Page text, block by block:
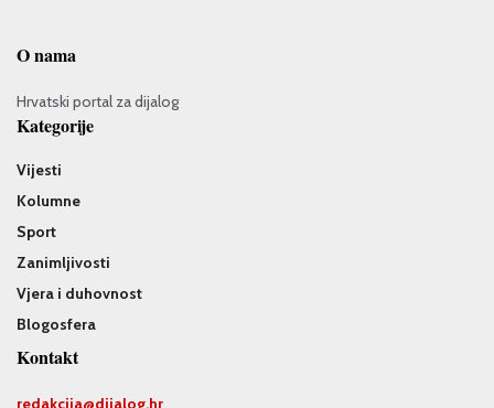
O nama
Hrvatski portal za dijalog
Kategorije
Vijesti
Kolumne
Sport
Zanimljivosti
Vjera i duhovnost
Blogosfera
Kontakt
redakcija@dijalog.hr